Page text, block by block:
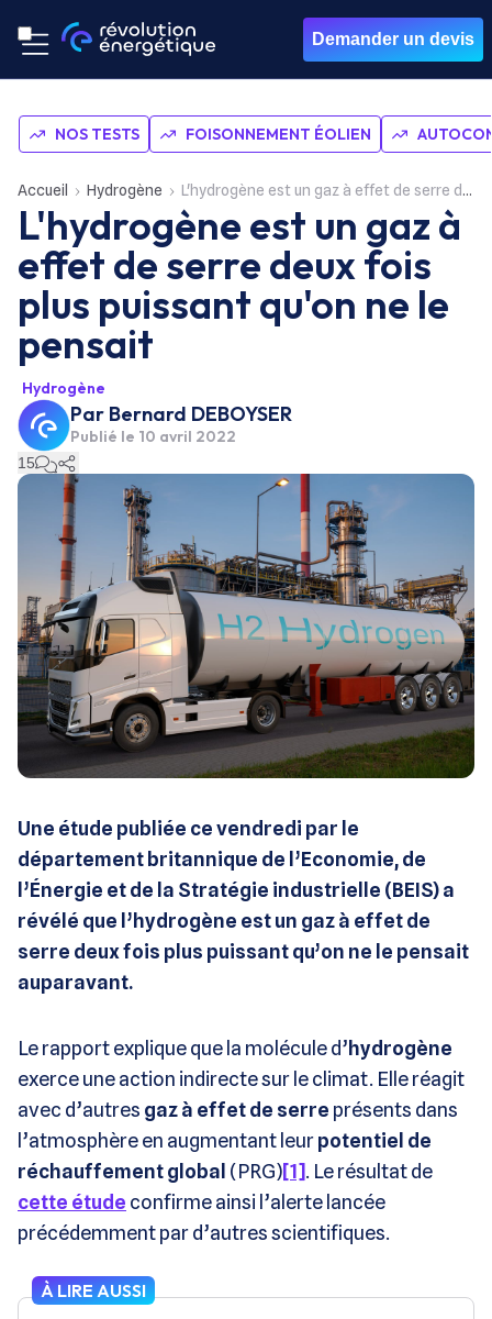
Demander un devis
NOS TESTS FOISONNEMENT ÉOLIEN
Accueil Hydrogène L'hydrogène est un gaz à effet de serre deux fois plus puissant qu'on ne le pensait
L'hydrogène est un gaz à
effet de serre deux fois
plus puissant qu'on ne le
pensait
Hydrogène
Par Bernard DEBOYSER
Publié le 10 avril 2022
15
Une étude publiée ce vendredi par le
département britannique de l’Economie, de
l’Énergie et de la Stratégie industrielle (BEIS) a
révélé que l’hydrogène est un gaz à effet de
serre deux fois plus puissant qu’on ne le pensait
auparavant.
Le rapport explique que la molécule d’hydrogène
exerce une action indirecte sur le climat. Elle réagit
avec d’autres gaz à effet de serre présents dans
l’atmosphère en augmentant leurpotentiel de
réchauffement global (PRG)[1]. Le résultat de
cette étude confirme ainsi l’alerte lancée
précédemment par d’autres scientifiques.
À LIRE AUSSI